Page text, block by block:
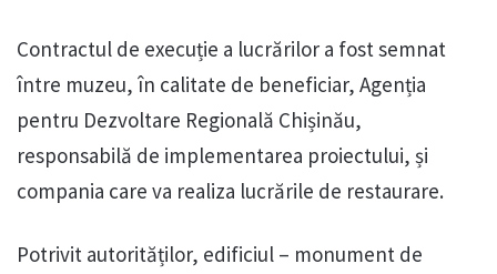
Contractul de execuție a lucrărilor a fost semnat
între muzeu, în calitate de beneficiar, Agenția
pentru Dezvoltare Regională Chișinău,
responsabilă de implementarea proiectului, și
compania care va realiza lucrările de restaurare.
Potrivit autorităților, edificiul – monument de